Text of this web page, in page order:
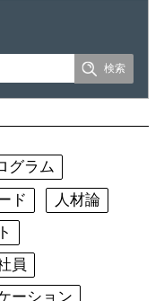
グラム
ド
人材論
員
ーション